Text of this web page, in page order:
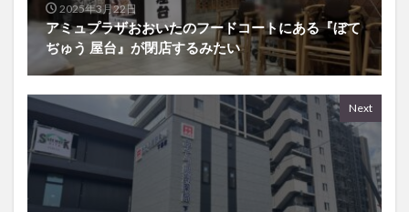
2025年3月22日
アミュプラザおおいたのフードコートにある『ぼて
ぢゅう 屋台』が閉店するみたい
Next